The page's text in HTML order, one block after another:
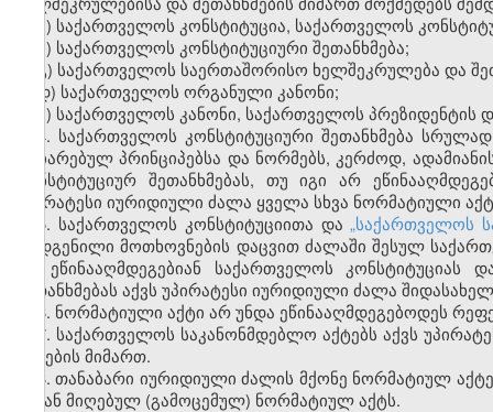
ა) საქართველოს კონსტიტუცია, საქართველოს
ბ) საქართველოს კონსტიტუციური შეთანხმება;
გ) საქართველოს საერთაშორისო ხელშეკრულება და
დ) საქართველოს ორგანული კანონი;
ე) საქართველოს კანონი, საქართველოს
4. საქართველოს კონსტიტუციური შეთანხმება
აღიარებულ პრინციპებსა და ნორმებს, კერძოდ,
კონსტიტუციურ შეთანხმებას, თუ იგი არ
უპირატესი იურიდიული ძალა ყველა სხვა ნორმატიული
5. საქართველოს კონსტიტუციითა და„საქართველოს
დადგენილი მოთხოვნების დაცვით ძალაში შესულ
არ ეწინააღმდეგებიან საქართველოს
შეთანხმებას აქვს უპირატესი იურიდიული ძალა
6. ნორმატიული აქტი არ უნდა ეწინააღმდეგებოდეს
7. საქართველოს საკანონმდებლო აქტებს აქვს
აქტების მიმართ.
8. თანაბარი იურიდიული ძალის მქონე ნორმატიულ
გვიან მიღებულ (გამოცემულ) ნორმატიულ აქტს.